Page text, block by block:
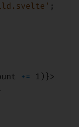
;
+= 1)}>